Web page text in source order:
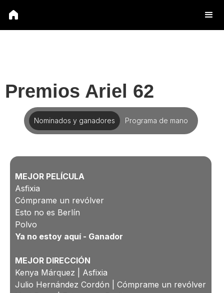
Premios Ariel 62
Nominados y ganadores Programa de mano
MEJOR PELÍCULA
Asfixia
Cómprame un revólver
Esto no es Berlín
Polvo
Ya no estoy aquí - Ganador
MEJOR DIRECCIÓN
Kenya Márquez | Asfixia
Julio Hernández Cordón | Cómprame un revólver